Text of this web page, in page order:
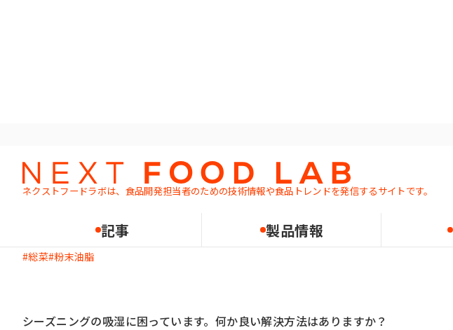
ネクストフードラボは、食品開発担当者のための技術情報や食品トレンドを発信するサイトです。
記事 製品情報
Q&A 課題解決
Q：シーズニングの吸湿を抑えたいです
総菜 粉末油脂
シーズニングの吸湿に困っています。何か良い解決方法はありますか？